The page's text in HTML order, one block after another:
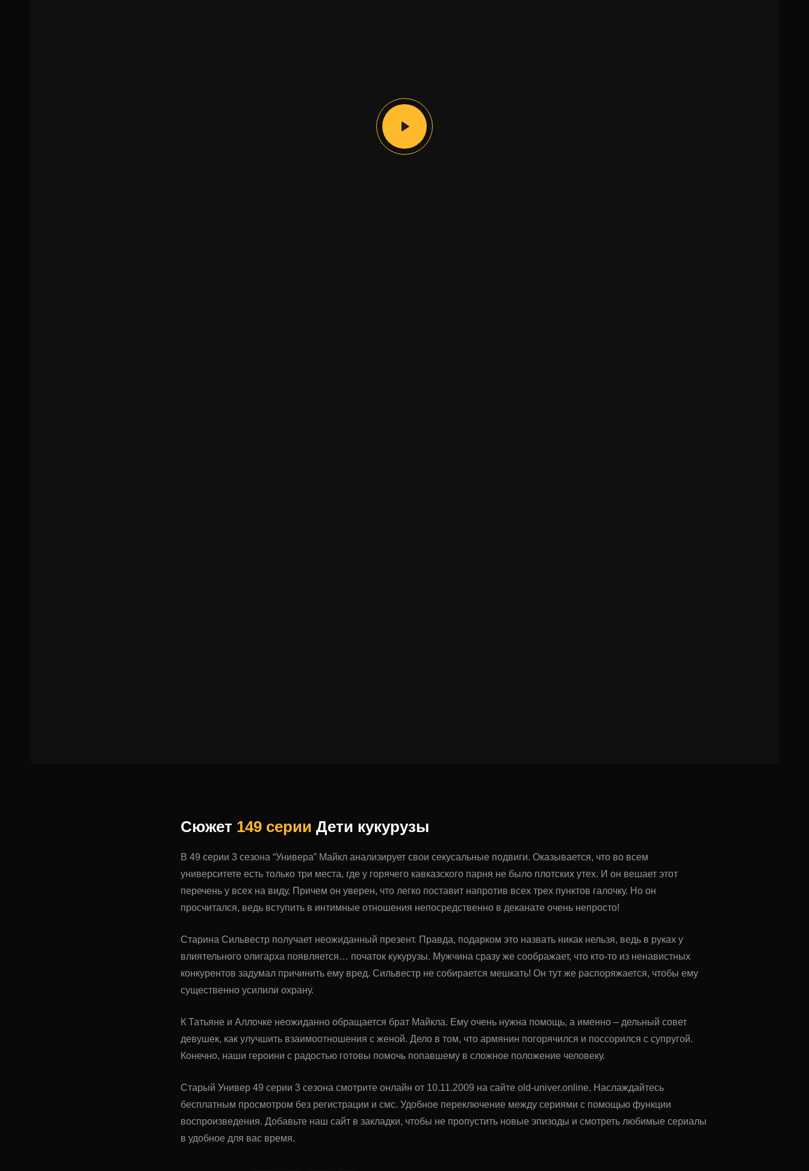
Сюжет 149 серии Дети кукурузы
В 49 серии 3 сезона “Универа” Майкл анализирует свои секусальные подвиги. Оказывается, что во всем
университете есть только три места, где у горячего кавказского парня не было плотских утех. И он вешает этот
перечень у всех на виду. Причем он уверен, что легко поставит напротив всех трех пунктов галочку. Но он
просчитался, ведь вступить в интимные отношения непосредственно в деканате очень непросто!
Старина Сильвестр получает неожиданный презент. Правда, подарком это назвать никак нельзя, ведь в руках у
влиятельного олигарха появляется… початок кукурузы. Мужчина сразу же соображает, что кто-то из ненавистных
конкурентов задумал причинить ему вред. Сильвестр не собирается мешкать! Он тут же распоряжается, чтобы ему
существенно усилили охрану.
К Татьяне и Аллочке неожиданно обращается брат Майкла. Ему очень нужна помощь, а именно – дельный совет
девушек, как улучшить взаимоотношения с женой. Дело в том, что армянин погорячился и поссорился с супругой.
Конечно, наши героини с радостью готовы помочь попавшему в сложное положение человеку.
Старый Универ 49 серии 3 сезона смотрите онлайн от 10.11.2009 на сайте old-univer.online. Наслаждайтесь
бесплатным просмотром без регистрации и смс. Удобное переключение между сериями с помощью функции
воспроизведения. Добавьте наш сайт в закладки, чтобы не пропустить новые эпизоды и смотреть любимые сериалы
в удобное для вас время.